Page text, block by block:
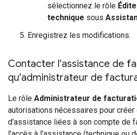
sélectionnez le rôle
technique sous
Enregistrez les modifications.
Contacter l'assistance de
qu'administrateur de
Le rôle Administrateur de
autorisations nécessaires pour créer
d'assistance liées à son compte de